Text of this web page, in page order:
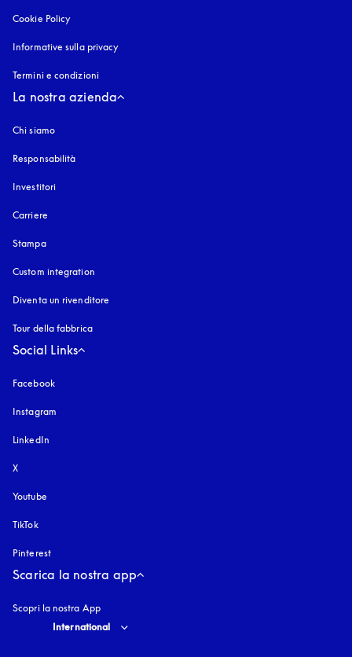
Cookie Policy
Informative sulla privacy
Termini e condizioni
La nostra azienda
Chi siamo
Responsabilità
Investitori
Carriere
Stampa
Custom integration
Diventa un rivenditore
Tour della fabbrica
Social Links
Facebook
Instagram
LinkedIn
X
Youtube
TikTok
Pinterest
Scarica la nostra app
Scopri la nostra App
Select country and language
International